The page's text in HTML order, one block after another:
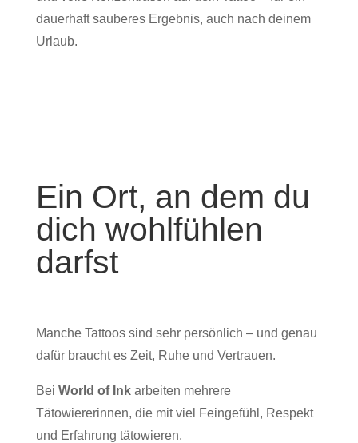
dauerhaft sauberes Ergebnis, auch nach deinem
Urlaub.
Ein Ort, an dem du
dich wohlfühlen
darfst
Manche Tattoos sind sehr persönlich – und genau
dafür braucht es Zeit, Ruhe und Vertrauen.
Bei World of Inkarbeiten mehrere
Tätowiererinnen, die mit viel Feingefühl, Respekt
und Erfahrung tätowieren.